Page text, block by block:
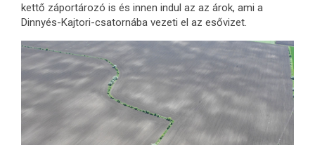
kettő záportározó is és innen indul az az árok, ami a
Dinnyés-Kajtori-csatornába vezeti el az esővizet.